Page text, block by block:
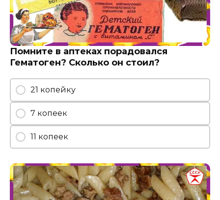
Помните в аптеках порадовался
Гематоген? Сколько он стоил?
21 копейку
7 копеек
11 копеек